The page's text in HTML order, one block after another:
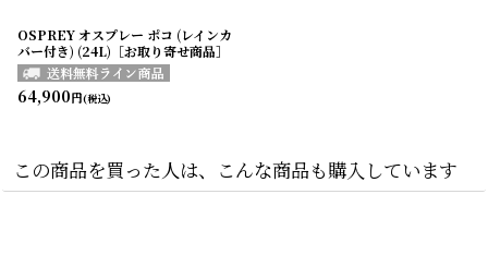
OSPREY オスプレー ポコ (レインカ
バー付き) (24L)［お取り寄せ商品］
64,900円(税込)
この商品を買った人は、こんな商品も購入しています